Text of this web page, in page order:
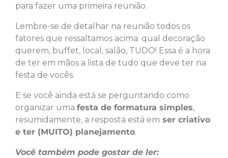
para fazer uma primeira reunião.
Lembre-se de detalhar na reunião todos os
fatores que ressaltamos acima: qual decoração
querem, buffet, local, salão, TUDO! Essa é a hora
de ter em mãos a lista de tudo que deve ter na
festa de vocês.
E se você ainda está se perguntando como
organizar uma festa de formatura simples,
resumidamente, a resposta está em ser criativo
e ter (MUITO) planejamento.
Você também pode gostar de ler: